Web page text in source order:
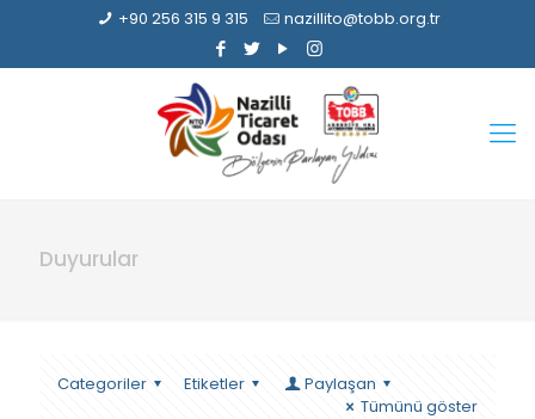
+90 256 315 9 315 nazillito@tobb.org.tr
Duyurular
Categoriler Etiketler
Paylaşan
Tümünü göster